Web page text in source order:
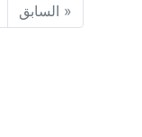
« السابق